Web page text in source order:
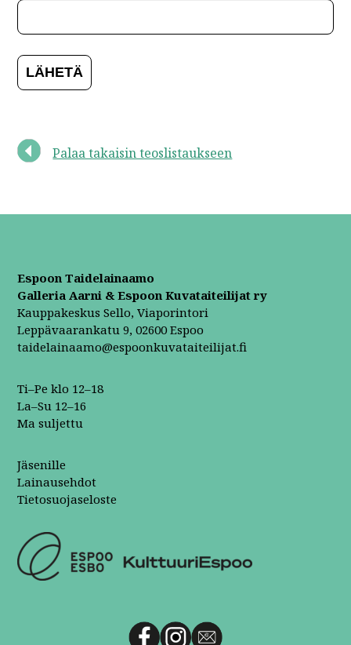
Palaa takaisin teoslistaukseen
Espoon Taidelainaamo
Galleria Aarni & Espoon Kuvataiteilijat ry
Kauppakeskus Sello, Viaporintori
Leppävaarankatu 9, 02600 Espoo
taidelainaamo@espoonkuvataiteilijat.fi
Ti–Pe klo 12–18
La–Su 12–16
Ma suljettu
Jäsenille
Lainausehdot
Tietosuojaseloste